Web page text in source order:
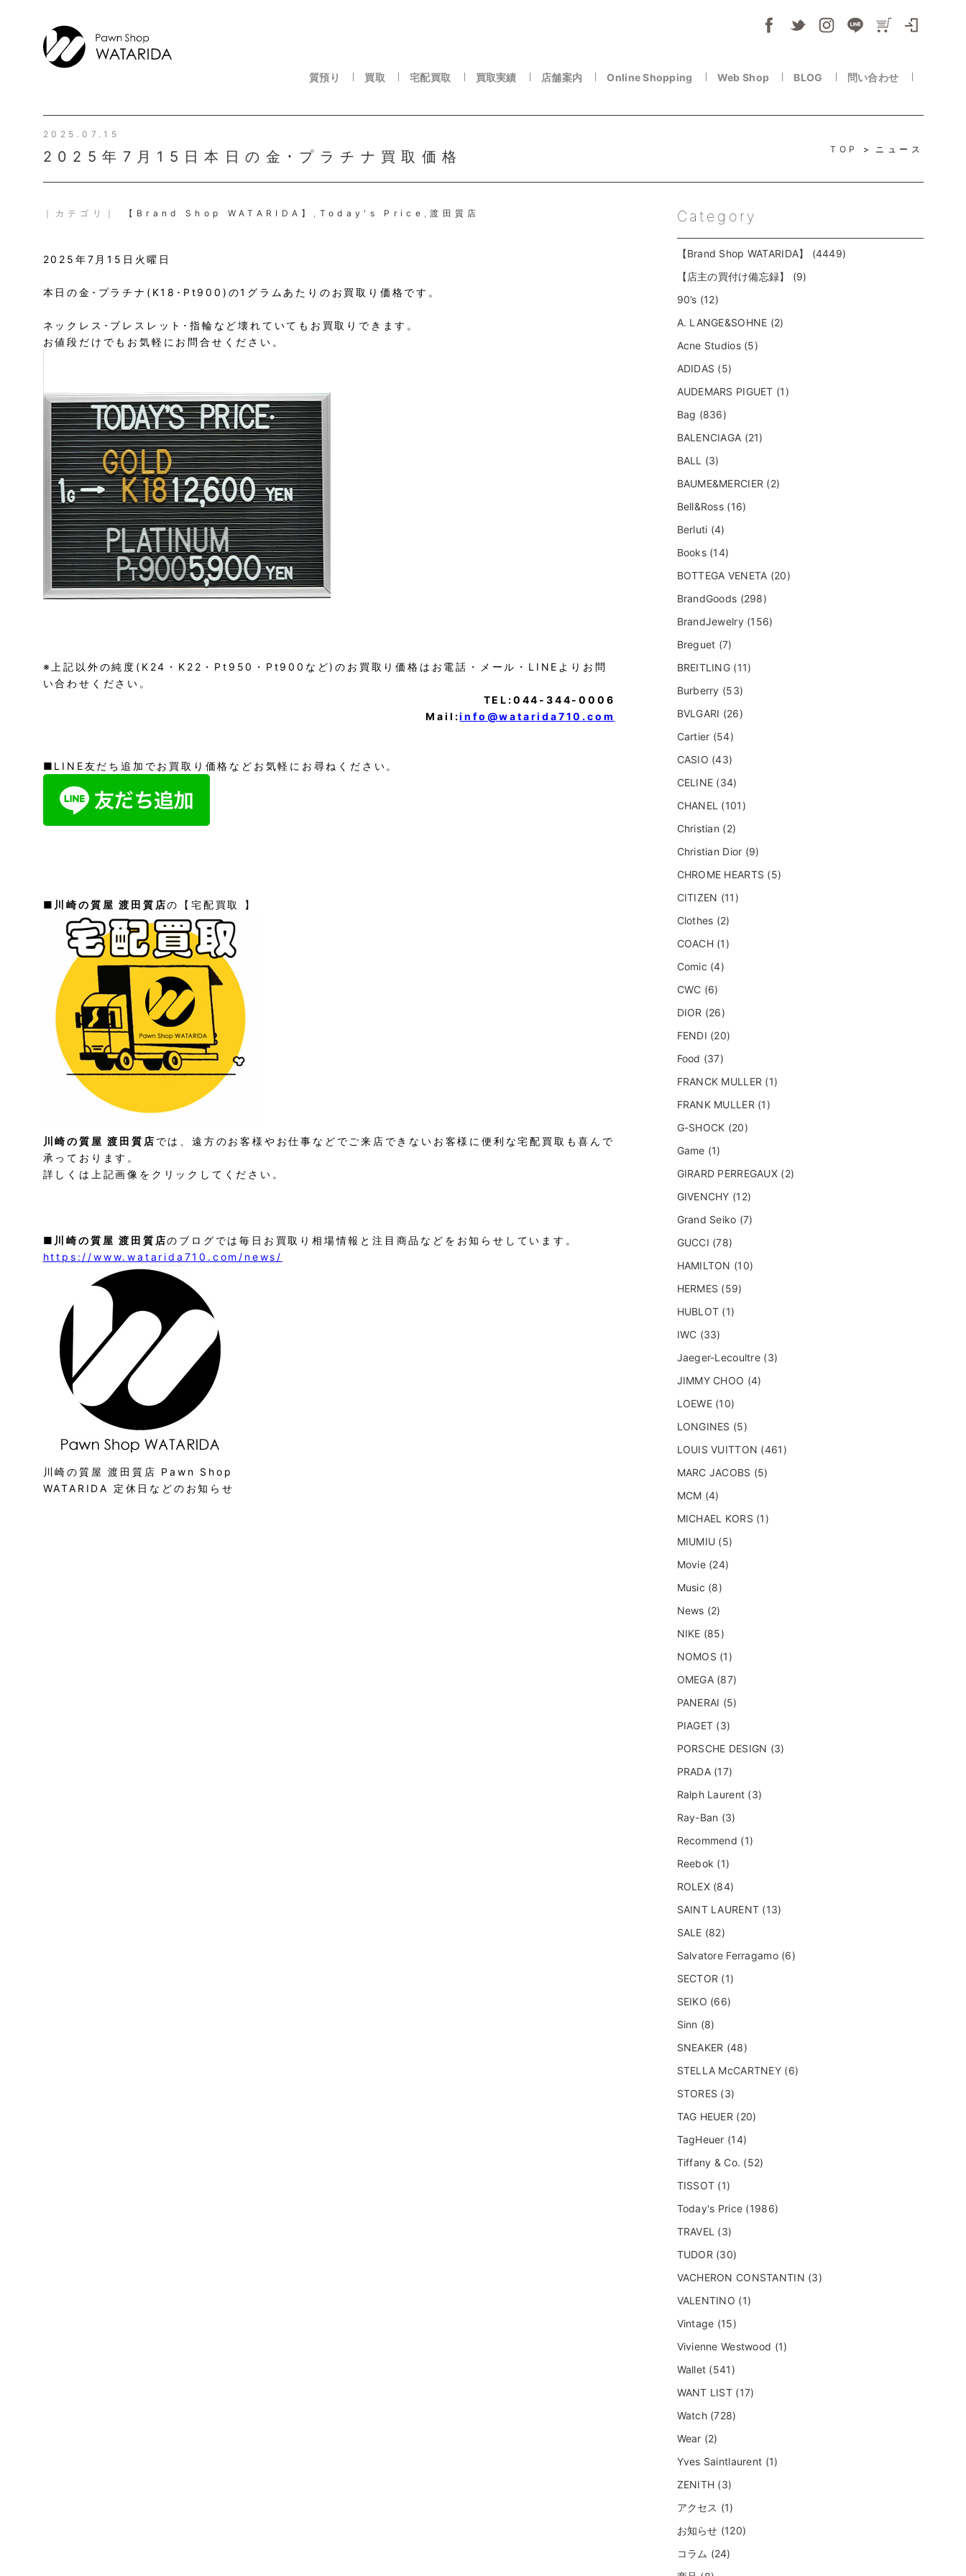
質預り 買取 宅配買取 買取実績 店舗案内 Online Shopping Web Shop BLOG 問い合わせ
2025.07.15
2025年7月15日本日の金･プラチナ買取価格 TOP ニュース
｜カテゴリ｜ 【Brand Shop WATARIDA】 , Today's Price ,渡田質店
2025年7月15日火曜日
本日の金･プラチナ(K18･Pt900)の1グラムあたりのお買取り価格です。
ネックレス･ブレスレット･指輪など壊れていてもお買取りできます。
お値段だけでもお気軽にお問合せください。
※上記以外の純度(K24・K22・Pt950・Pt900など)のお買取り価格はお電話・メール・LINEよりお問
い合わせください。
TEL:044-344-0006
Mail:info@watarida710.com
■LINE友だち追加でお買取り価格などお気軽にお尋ねください。
■ 川崎の質屋 渡田質店の【宅配買取 】
川崎の質屋 渡田質店 では、遠方のお客様やお仕事などでご来店できないお客様に便利な宅配買取も喜んで
承っております。
詳しくは上記画像をクリックしてください。
■ 川崎の質屋 渡田質店のブログでは毎日お買取り相場情報と注目商品などをお知らせしています。
https://www.watarida710.com/news/
川崎の質屋 渡田質店 Pawn Shop
WATARIDA 定休日などのお知らせ
Category
【Brand Shop WATARIDA】 (4449)
【店主の買付け備忘録】 (9)
90’s (12)
A. LANGE&SOHNE (2)
Acne Studios (5)
ADIDAS (5)
AUDEMARS PIGUET (1)
Bag (836)
BALENCIAGA (21)
BALL (3)
BAUME&MERCIER (2)
Bell&Ross (16)
Berluti (4)
Books (14)
BOTTEGA VENETA (20)
BrandGoods (298)
BrandJewelry (156)
Breguet (7)
BREITLING (11)
Burberry (53)
BVLGARI (26)
Cartier (54)
CASIO (43)
CELINE (34)
CHANEL (101)
Christian (2)
Christian Dior (9)
CHROME HEARTS (5)
CITIZEN (11)
Clothes (2)
COACH (1)
Comic (4)
CWC (6)
DIOR (26)
FENDI (20)
Food (37)
FRANCK MULLER (1)
FRANK MULLER (1)
G-SHOCK (20)
Game (1)
GIRARD PERREGAUX (2)
GIVENCHY (12)
Grand Seiko (7)
GUCCI (78)
HAMILTON (10)
HERMES (59)
HUBLOT (1)
IWC (33)
Jaeger-Lecoultre (3)
JIMMY CHOO (4)
LOEWE (10)
LONGINES (5)
LOUIS VUITTON (461)
MARC JACOBS (5)
MCM (4)
MICHAEL KORS (1)
MIUMIU (5)
Movie (24)
Music (8)
News (2)
NIKE (85)
NOMOS (1)
OMEGA (87)
PANERAI (5)
PIAGET (3)
PORSCHE DESIGN (3)
PRADA (17)
Ralph Laurent (3)
Ray-Ban (3)
Recommend (1)
Reebok (1)
ROLEX (84)
SAINT LAURENT (13)
SALE (82)
Salvatore Ferragamo (6)
SECTOR (1)
SEIKO (66)
Sinn (8)
SNEAKER (48)
STELLA McCARTNEY (6)
STORES (3)
TAG HEUER (20)
TagHeuer (14)
Tiffany & Co. (52)
TISSOT (1)
Today's Price (1986)
TRAVEL (3)
TUDOR (30)
VACHERON CONSTANTIN (3)
VALENTINO (1)
Vintage (15)
Vivienne Westwood (1)
Wallet (541)
WANT LIST (17)
Watch (728)
Wear (2)
Yves Saintlaurent (1)
ZENITH (3)
アクセス (1)
お知らせ (120)
コラム (24)